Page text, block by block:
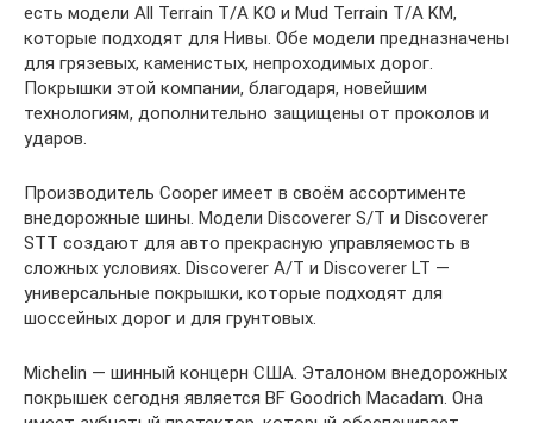
есть модели All Terrain T/A KO и Mud Terrain T/A KM,
которые подходят для Нивы. Обе модели предназначены
для грязевых, каменистых, непроходимых дорог.
Покрышки этой компании, благодаря, новейшим
технологиям, дополнительно защищены от проколов и
ударов.
Производитель Cooper имеет в своём ассортименте
внедорожные шины. Модели Discoverer S/T и Discoverer
STT создают для авто прекрасную управляемость в
сложных условиях. Discoverer A/T и Discoverer LT —
универсальные покрышки, которые подходят для
шоссейных дорог и для грунтовых.
Michelin — шинный концерн США. Эталоном внедорожных
покрышек сегодня является BF Goodrich Macadam. Она